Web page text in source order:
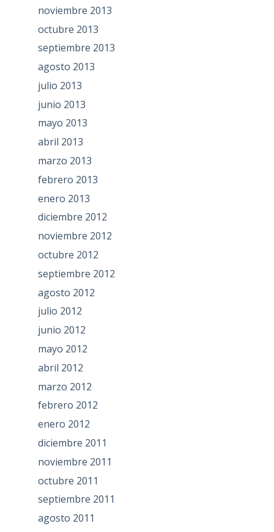
noviembre 2013
octubre 2013
septiembre 2013
agosto 2013
julio 2013
junio 2013
mayo 2013
abril 2013
marzo 2013
febrero 2013
enero 2013
diciembre 2012
noviembre 2012
octubre 2012
septiembre 2012
agosto 2012
julio 2012
junio 2012
mayo 2012
abril 2012
marzo 2012
febrero 2012
enero 2012
diciembre 2011
noviembre 2011
octubre 2011
septiembre 2011
agosto 2011